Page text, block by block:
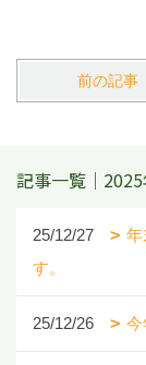
前の記事
記事一覧｜
25/12/27
す。
25/12/26 今